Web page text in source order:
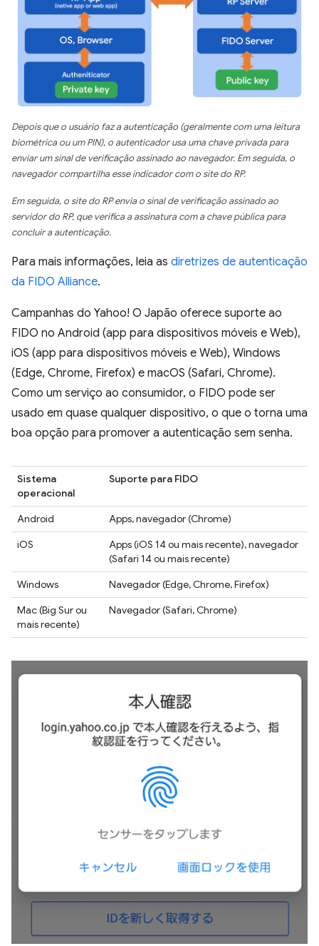
Depois que o usuário faz a autenticação (geralmente com uma leitura
biométrica ou um PIN), o autenticador usa uma chave privada para
enviar um sinal de verificação assinado ao navegador. Em seguida, o
navegador compartilha esse indicador com o site do RP.
Em seguida, o site do RP envia o sinal de verificação assinado ao
servidor do RP, que verifica a assinatura com a chave pública para
concluir a autenticação.
Para mais informações, leia as diretrizes de autenticação
da FIDO Alliance.
Campanhas do Yahoo! O Japão oferece suporte ao
FIDO no Android (app para dispositivos móveis e Web),
iOS (app para dispositivos móveis e Web), Windows
(Edge, Chrome, Firefox) e macOS (Safari, Chrome).
Como um serviço ao consumidor, o FIDO pode ser
usado em quase qualquer dispositivo, o que o torna uma
boa opção para promover a autenticação sem senha.
Sistema
operacional
Suporte para FIDO
Android
Apps, navegador (Chrome)
iOS
Apps (iOS 14 ou mais recente), navegador
(Safari 14 ou mais recente)
Windows
Navegador (Edge, Chrome, Firefox)
Mac (Big Sur ou
mais recente)
Navegador (Safari, Chrome)